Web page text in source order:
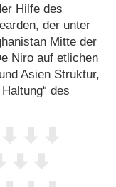
Hilfe des
der unter
Mitte der
Niro auf etlichen
Asien Struktur,
des